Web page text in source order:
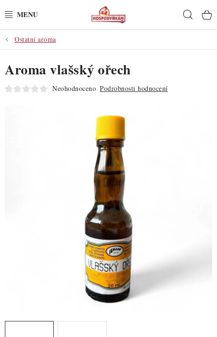
na
POTŘEBY
POMŮCKY
SUROVINY
TÉMATICKÉ PRODUKTY
NOVÉ ZBOŽÍ
Ostatní aroma
Aroma vlašský ořech
Neohodnoceno Podrobnosti hodnocení